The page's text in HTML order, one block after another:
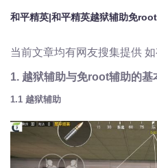
当前文章均有网友搜集提供
1. 越狱辅助与免root辅助的基
1.1 越狱辅助